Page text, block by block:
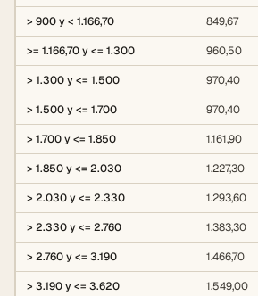
> 900 y < 1.166,70 849,67
>= 1.166,70 y <= 1.300 960,50
> 1.300 y <= 1.500 970,40
> 1.500 y <= 1.700 970,40
> 1.700 y <= 1.850 1.161,90
> 1.850 y <= 2.030 1.227,30
> 2.030 y <= 2.330 1.293,60
> 2.330 y <= 2.760 1.383,30
> 2.760 y <= 3.190 1.466,70
> 3.190 y <= 3.620 1.549,00